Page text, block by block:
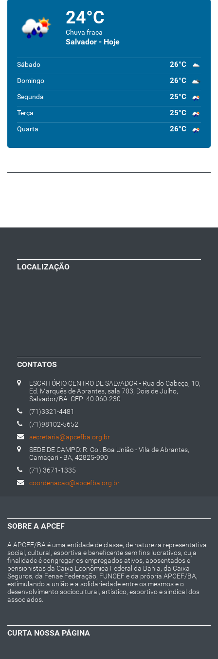
24°C
Chuva fraca
Salvador - Hoje
Sábado 26°C
Domingo 26°C
Segunda 25°C
Terça 25°C
Quarta 26°C
LOCALIZAÇÃO
CONTATOS
ESCRITÓRIO CENTRO DE SALVADOR - Rua do Cabeça, 10,
Ed. Marquês de Abrantes, sala 703, Dois de Julho,
Salvador/BA. CEP: 40.060-230
(71)3321-4481
(71)98102-5652
secretaria@apcefba.org.br
SEDE DE CAMPO: R. Col. Boa União - Vila de Abrantes,
Camaçari - BA, 42825-990
(71) 3671-1335
coordenacao@apcefba.org.br
SOBRE A APCEF
A APCEF/BA é uma entidade de classe, de natureza representativa
social, cultural, esportiva e beneficente sem fins lucrativos, cuja
finalidade é congregar os empregados ativos, aposentados e
pensionistas da Caixa Econômica Federal da Bahia, da Caixa
Seguros, da Fenae Federação, FUNCEF e da própria APCEF/BA,
estimulando a união e a solidariedade entre os mesmos e o
desenvolvimento sociocultural, artístico, esportivo e sindical dos
associados.
CURTA NOSSA PÁGINA